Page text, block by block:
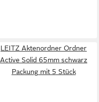
LEITZ Aktenordner Ordner
Active Solid 65mm schwarz
Packung mit 5 Stück